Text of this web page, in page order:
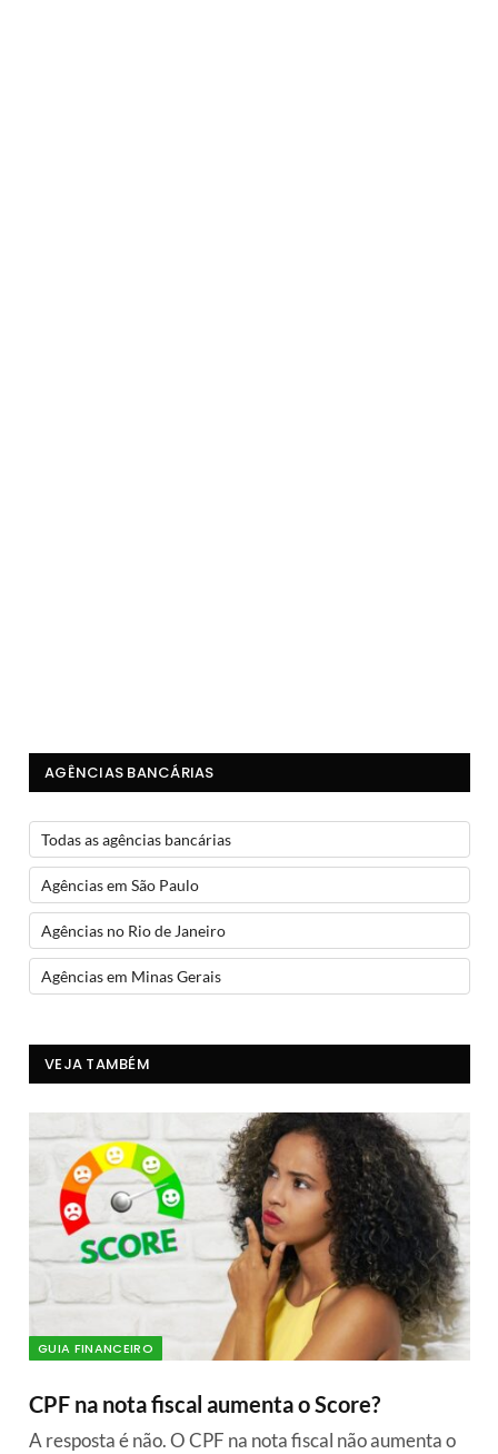
AGÊNCIAS BANCÁRIAS
Todas as agências bancárias
Agências em São Paulo
Agências no Rio de Janeiro
Agências em Minas Gerais
VEJA TAMBÉM
GUIA FINANCEIRO
CPF na nota fiscal aumenta o Score?
A resposta é não. O CPF na nota fiscal não aumenta o